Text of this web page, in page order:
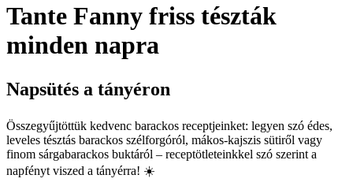
Tante Fanny friss tészták
minden napra
Napsütés a tányéron
Összegyűjtöttük kedvenc barackos receptjeinket: legyen szó édes,
leveles tésztás barackos szélforgóról, mákos-kajszis sütiről vagy
finom sárgabarackos buktáról – receptötleteinkkel szó szerint a
napfényt viszed a tányérra! ☀️